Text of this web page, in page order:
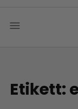
Etikett: